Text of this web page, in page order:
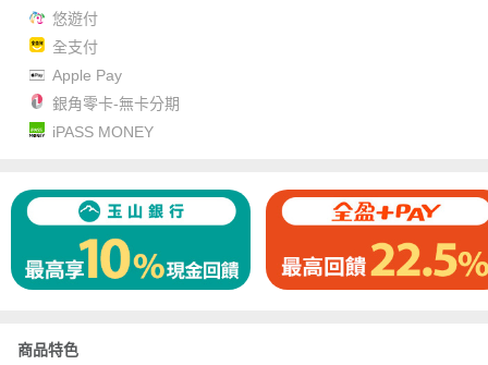
悠遊付
全支付
Apple Pay
銀角零卡-無卡分期
iPASS MONEY
商品特色